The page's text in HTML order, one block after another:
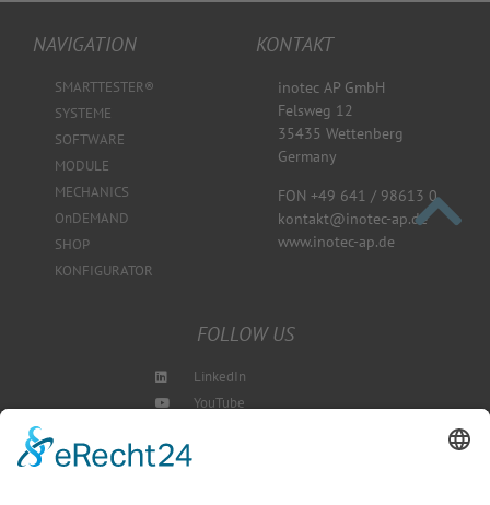
NAVIGATION
SMARTTESTER®
SYSTEME
SOFTWARE
MODULE
MECHANICS
OnDEMAND
SHOP
KONFIGURATOR
KONTAKT
inotec AP GmbH
Felsweg 12
35435 Wettenberg
Germany
FON +49 641 / 98613 0
kontakt@inotec-ap.de
www.inotec-ap.de
FOLLOW US
LinkedIn
YouTube